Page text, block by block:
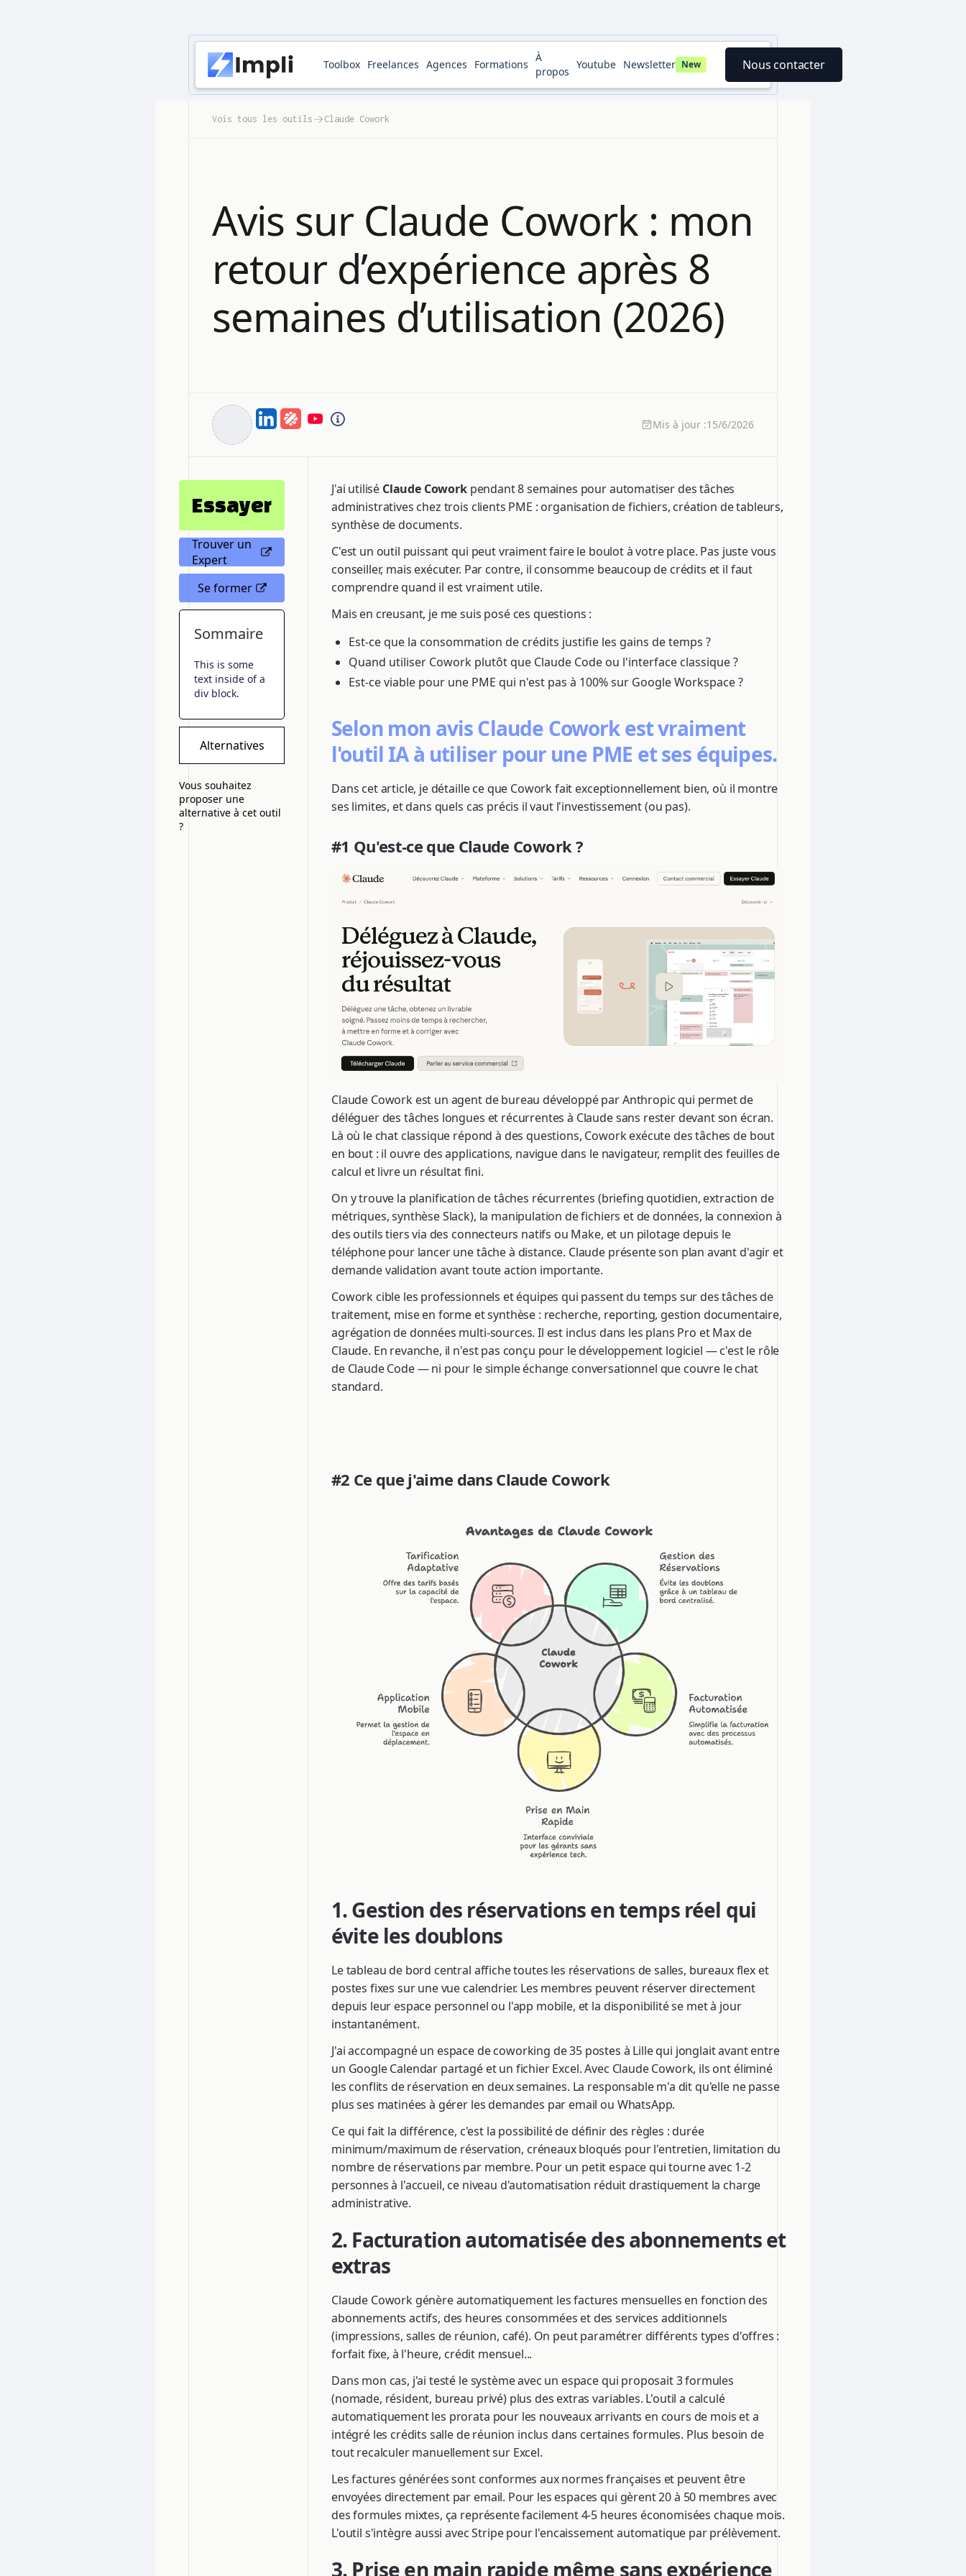
Toolbox Freelances Agences Formations
À
propos
Youtube Newsletter New Nous contacter
Vois tous les outils Claude Cowork
Avis sur Claude Cowork : mon
retour d’expérience après 8
semaines d’utilisation (2026)
Mis à jour :15/6/2026
Essayer
Trouver un
Expert
Se former
Sommaire
This is some
text inside of a
div block.
Alternatives
Vous souhaitez
proposer une
alternative à cet outil
?
J'ai utilisé Claude Coworkpendant 8 semaines pour automatiser des tâches
administratives chez trois clients PME : organisation de fichiers, création de tableurs,
synthèse de documents.
C'est un outil puissant qui peut vraiment faire le boulot à votre place. Pas juste vous
conseiller, mais exécuter. Par contre, il consomme beaucoup de crédits et il faut
comprendre quand il est vraiment utile.
Mais en creusant, je me suis posé ces questions :
Est-ce que la consommation de crédits justifie les gains de temps ?
Quand utiliser Cowork plutôt que Claude Code ou l'interface classique ?
Est-ce viable pour une PME qui n'est pas à 100% sur Google Workspace ?
Selon mon avis Claude Cowork est vraiment
l'outil IA à utiliser pour une PME et ses équipes.
Dans cet article, je détaille ce que Cowork fait exceptionnellement bien, où il montre
ses limites, et dans quels cas précis il vaut l'investissement (ou pas).
#1 Qu'est-ce que Claude Cowork ?
Claude Cowork est un agent de bureau développé par Anthropic qui permet de
déléguer des tâches longues et récurrentes à Claude sans rester devant son écran.
Là où le chat classique répond à des questions, Cowork exécute des tâches de bout
en bout : il ouvre des applications, navigue dans le navigateur, remplit des feuilles de
calcul et livre un résultat fini.
On y trouve la planification de tâches récurrentes (briefing quotidien, extraction de
métriques, synthèse Slack), la manipulation de fichiers et de données, la connexion à
des outils tiers via des connecteurs natifs ou Make, et un pilotage depuis le
téléphone pour lancer une tâche à distance. Claude présente son plan avant d'agir et
demande validation avant toute action importante.
Cowork cible les professionnels et équipes qui passent du temps sur des tâches de
traitement, mise en forme et synthèse : recherche, reporting, gestion documentaire,
agrégation de données multi-sources. Il est inclus dans les plans Pro et Max de
Claude. En revanche, il n'est pas conçu pour le développement logiciel — c'est le rôle
de Claude Code — ni pour le simple échange conversationnel que couvre le chat
standard.
#2 Ce que j'aime dans Claude Cowork
1. Gestion des réservations en temps réel qui
évite les doublons
Le tableau de bord central affiche toutes les réservations de salles, bureaux flex et
postes fixes sur une vue calendrier. Les membres peuvent réserver directement
depuis leur espace personnel ou l'app mobile, et la disponibilité se met à jour
instantanément.
J'ai accompagné un espace de coworking de 35 postes à Lille qui jonglait avant entre
un Google Calendar partagé et un fichier Excel. Avec Claude Cowork, ils ont éliminé
les conflits de réservation en deux semaines. La responsable m'a dit qu'elle ne passe
plus ses matinées à gérer les demandes par email ou WhatsApp.
Ce qui fait la différence, c'est la possibilité de définir des règles : durée
minimum/maximum de réservation, créneaux bloqués pour l'entretien, limitation du
nombre de réservations par membre. Pour un petit espace qui tourne avec 1-2
personnes à l'accueil, ce niveau d'automatisation réduit drastiquement la charge
administrative.
2. Facturation automatisée des abonnements et
extras
Claude Cowork génère automatiquement les factures mensuelles en fonction des
abonnements actifs, des heures consommées et des services additionnels
(impressions, salles de réunion, café). On peut paramétrer différents types d'offres :
forfait fixe, à l'heure, crédit mensuel...
Dans mon cas, j'ai testé le système avec un espace qui proposait 3 formules
(nomade, résident, bureau privé) plus des extras variables. L'outil a calculé
automatiquement les prorata pour les nouveaux arrivants en cours de mois et a
intégré les crédits salle de réunion inclus dans certaines formules. Plus besoin de
tout recalculer manuellement sur Excel.
Les factures générées sont conformes aux normes françaises et peuvent être
envoyées directement par email. Pour les espaces qui gèrent 20 à 50 membres avec
des formules mixtes, ça représente facilement 4-5 heures économisées chaque mois.
L'outil s'intègre aussi avec Stripe pour l'encaissement automatique par prélèvement.
3. Prise en main rapide même sans expérience